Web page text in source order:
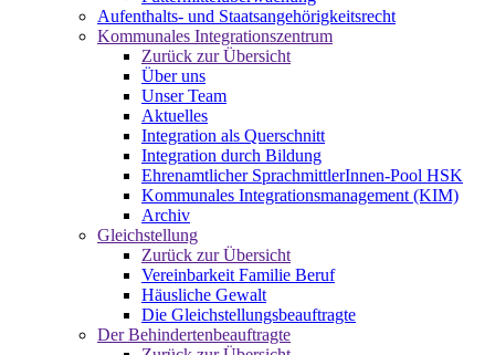
Aufenthalts- und Staatsangehörigkeitsrecht
Kommunales Integrationszentrum
Zurück zur Übersicht
Über uns
Unser Team
Aktuelles
Integration als Querschnitt
Integration durch Bildung
Ehrenamtlicher SprachmittlerInnen-Pool HSK
Kommunales Integrationsmanagement (KIM)
Archiv
Gleichstellung
Zurück zur Übersicht
Vereinbarkeit Familie Beruf
Häusliche Gewalt
Die Gleichstellungsbeauftragte
Der Behindertenbeauftragte